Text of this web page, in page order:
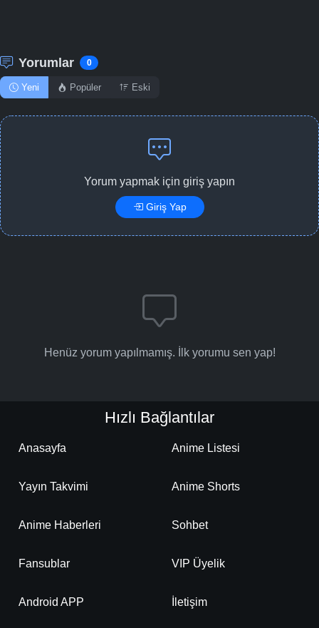
Yorumlar 0
Yeni Popüler Eski
Yorum yapmak için giriş yapın
Giriş Yap
Henüz yorum yapılmamış. İlk yorumu sen yap!
Hızlı Bağlantılar
Anasayfa Anime Listesi
Yayın Takvimi Anime Shorts
Anime Haberleri Sohbet
Fansublar VIP Üyelik
Android APP İletişim